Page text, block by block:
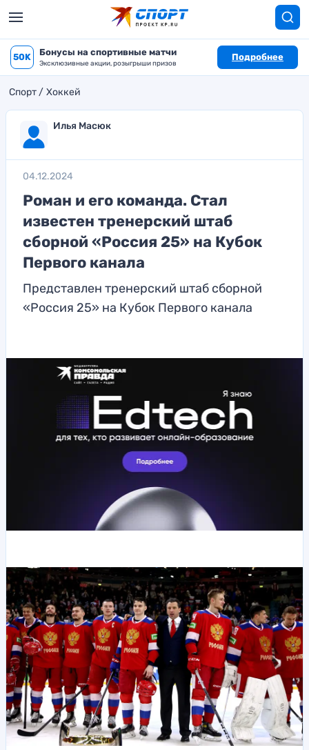
50K Бонусы на спортивные матчи
Эксклюзивные акции, розыгрыши призов
Подробнее
Спорт Хоккей
Илья Масюк
04.12.2024
Роман и его команда. Стал
известен тренерский штаб
сборной «Россия 25» на Кубок
Первого канала
Представлен тренерский штаб сборной
«Россия 25» на Кубок Первого канала